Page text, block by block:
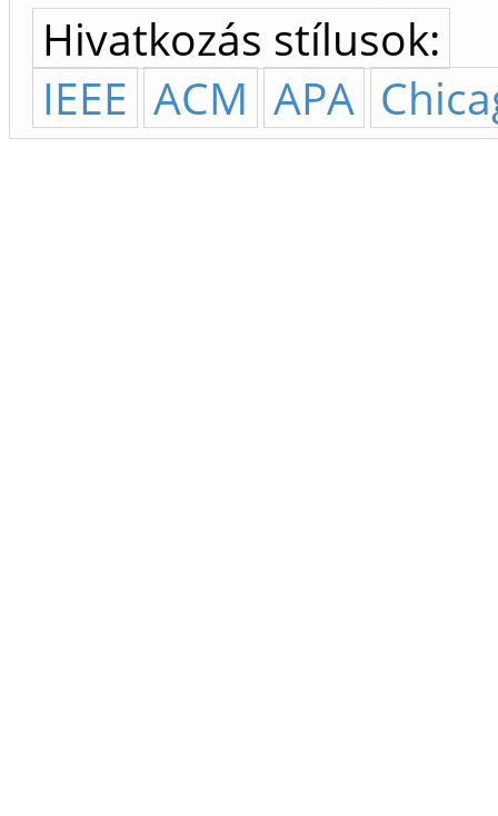
Hivatkozás stílusok:
IEEE ACM APA